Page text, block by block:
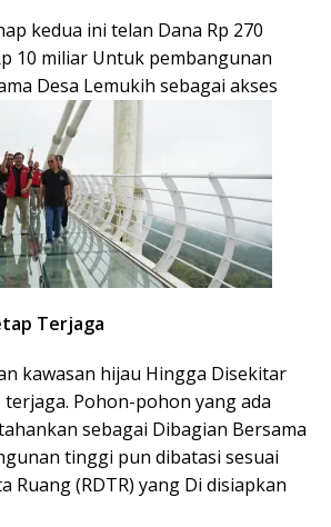
kedua ini telan Dana Rp 270
10 miliar Untuk pembangunan
Desa Lemukih sebagai akses
Terjaga
kawasan hijau Hingga Disekitar
Pohon-pohon yang ada
sebagai Dibagian Bersama
tinggi pun dibatasi sesuai
Ruang (RDTR) yang Di disiapkan